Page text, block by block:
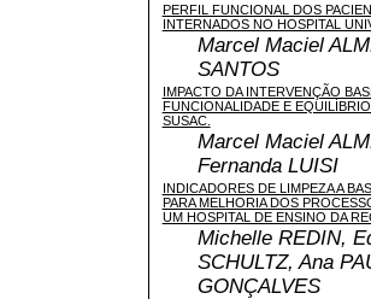
PERFIL FUNCIONAL DOS
INTERNADOS NO HOSPITAL
Marcel Maciel
SANTOS
IMPACTO DA INTERVENÇÃO
FUNCIONALIDADE E
SUSAC.
Marcel Maciel
Fernanda LUISI
INDICADORES DE LIMPEZA A
PARA MELHORIA DOS
UM HOSPITAL DE ENSINO DA
Michelle REDIN,
SCHULTZ, Ana
GONÇALVES